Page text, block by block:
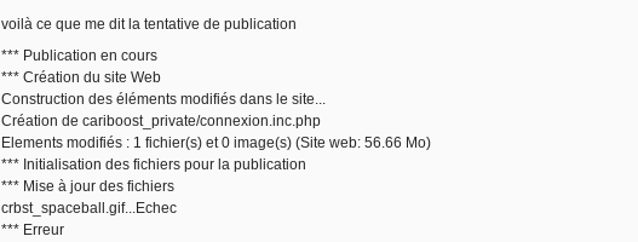
voilà ce que me dit la tentative de publication
*** Publication en cours
*** Création du site Web
Construction des éléments modifiés dans le site...
Création de cariboost_private/connexion.inc.php
Elements modifiés : 1 fichier(s) et 0 image(s) (Site web: 56.66 Mo)
*** Initialisation des fichiers pour la publication
*** Mise à jour des fichiers
crbst_spaceball.gif...Echec
*** Erreur